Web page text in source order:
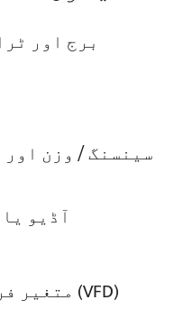
برج اور
سینسنگ / وزن
آڈیو
متغیر فریکوئینسی ڈرائیو (VFD)